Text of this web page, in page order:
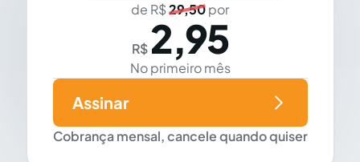
de R$29,50por
R$ 2,95
No primeiro mês
Cobrança mensal, cancele quando quiser
Assinar